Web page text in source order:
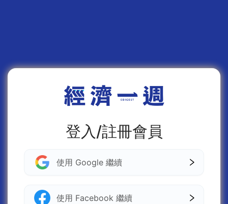
登入/註冊會員
使用 Google 繼續
使用 Facebook 繼續